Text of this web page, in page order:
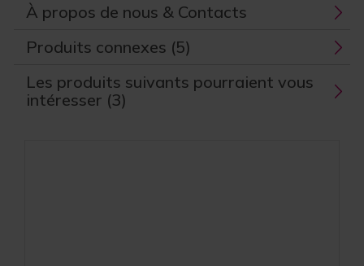
À propos de nous & Contacts
Produits connexes (5)
Les produits suivants pourraient vous
intéresser (3)